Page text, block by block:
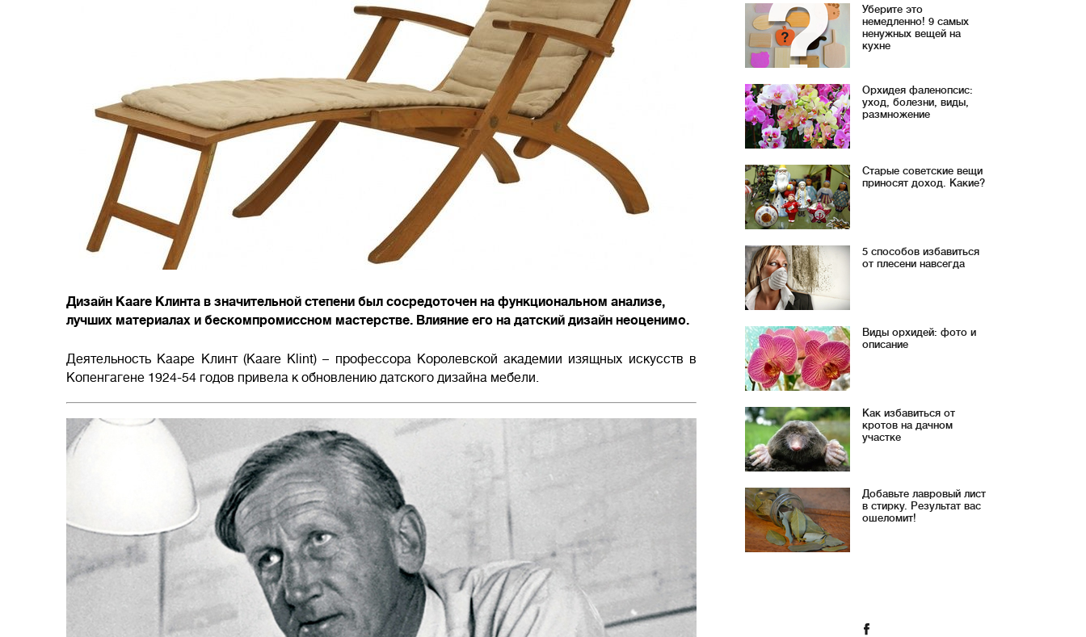
Дизайн Kaare Клинта в значительной степени был сосредоточен на функциональном анализе,
лучших материалах и бескомпромиссном мастерстве. Влияние его на датский дизайн неоценимо.
Деятельность Кааре Клинт (Kaare Klint) – профессора Королевской академии изящных искусств в
Копенгагене 1924-54 годов привела к обновлению датского дизайна мебели.
Уберите это
немедленно! 9 самых
ненужных вещей на
кухне
Орхидея фаленопсис:
уход, болезни, виды,
размножение
Старые советские вещи
приносят доход. Какие?
5 способов избавиться
от плесени навсегда
Виды орхидей: фото и
описание
Как избавиться от
кротов на дачном
участке
Добавьте лавровый лист
в стирку. Результат вас
ошеломит!